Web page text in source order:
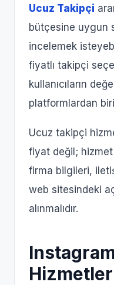
Ucuz Takipçi
bütçesine uygun
incelemek
fiyatlı takipçi
kullanıcıların
platformlardan
Ucuz takipçi
fiyat değil; hizmet
firma bilgileri,
web sitesindeki
alınmalıdır.